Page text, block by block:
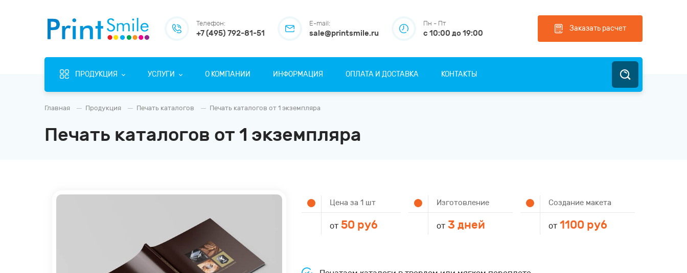
Телефон:
+7 (495) 792-81-51
E-mail:
sale@printsmile.ru
Пн - Пт
с 10:00 до 19:00 Заказать расчет
ПРОДУКЦИЯ УСЛУГИ О КОМПАНИИ ИНФОРМАЦИЯ ОПЛАТА И ДОСТАВКА КОНТАКТЫ
Главная Продукция Печать каталогов Печать каталогов от 1 экземпляра
Печать каталогов от 1 экземпляра
Цена за 1 шт
от50 руб
Изготовление
от 3 дней
Создание макета
от 1100 руб